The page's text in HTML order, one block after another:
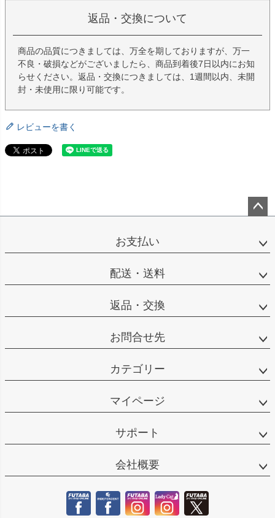
返品・交換について
商品の品質につきましては、万全を期しておりますが、万一
不良・破損などがございましたら、商品到着後7日以内にお知
らせください。返品・交換につきましては、1週間以内、未開
封・未使用に限り可能です。
レビューを書く
ップ
お支払い
配送・送料
返品・交換
お問合せ先
カテゴリー
マイページ
サポート
会社概要